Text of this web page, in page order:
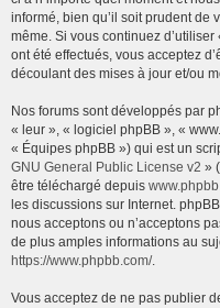
informé, bien qu’il soit prudent de
même. Si vous continuez
ont été effectués, vous acceptez
découlant des mises à jour et/ou
Nos forums sont développés par
« leur », « logiciel phpBB », «
« Équipes phpBB ») qui est un
GNU General Public License v2 »
être téléchargé depuis
les discussions sur Internet.
nous acceptons ou n’acceptons
de plus amples informations au
https://www.phpbb.com/.
Vous acceptez de ne pas publier